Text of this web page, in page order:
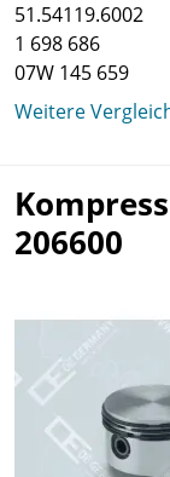
51.54119.6002
1 698 686
07W 145 659
Weitere
206600